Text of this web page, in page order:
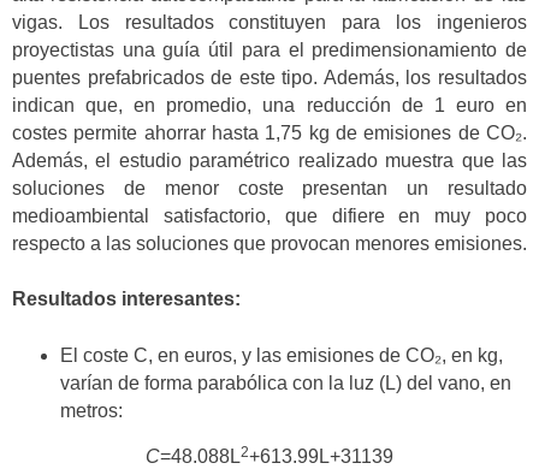
vigas. Los resultados constituyen para los ingenieros
proyectistas una guía útil para el predimensionamiento de
puentes prefabricados de este tipo. Además, los resultados
indican que, en promedio, una reducción de 1 euro en
costes permite ahorrar hasta 1,75 kg de emisiones de CO₂.
Además, el estudio paramétrico realizado muestra que las
soluciones de menor coste presentan un resultado
medioambiental satisfactorio, que difiere en muy poco
respecto a las soluciones que provocan menores emisiones.
Resultados interesantes:
El coste C, en euros, y las emisiones de CO₂, en kg,
varían de forma parabólica con la luz (L) del vano, en
metros:
C=48.088L2+613.99L+31139